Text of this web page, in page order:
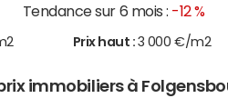
Tendance sur 6 mois : -12 %
Prix haut : 3 000 €/m2
immobiliers à